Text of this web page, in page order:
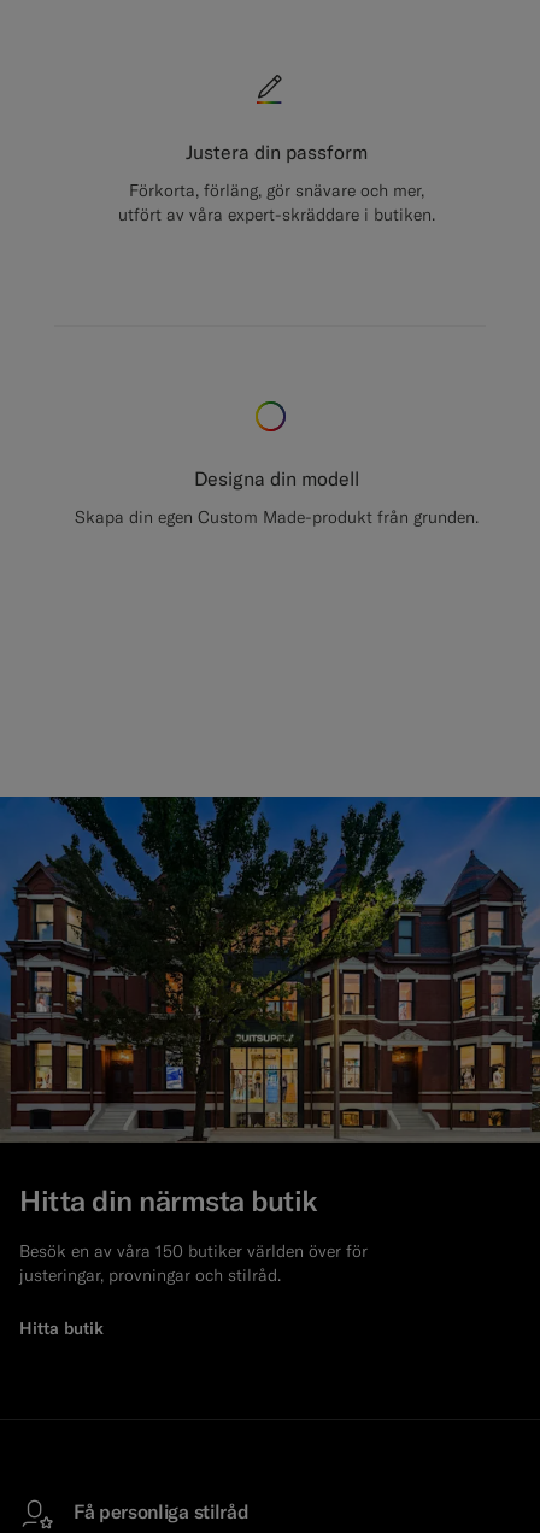
Justera din passform
Förkorta, förläng, gör snävare och mer,
utfört av våra expert-skräddare i butiken.
Designa din modell
Skapa din egen Custom Made-produkt från grunden.
Hitta din närmsta butik
Besök en av våra 150 butiker världen över för
justeringar, provningar och stilråd.
Hitta butik
Få personliga stilråd